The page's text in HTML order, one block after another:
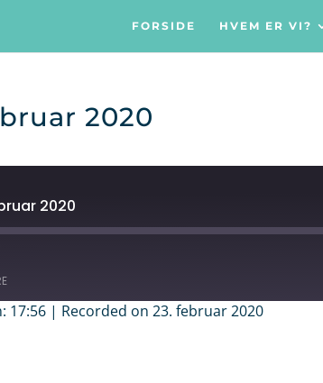
FORSIDE HVEM ER VI?
2020
2020
17:56 | Recorded on 23. februar 2020